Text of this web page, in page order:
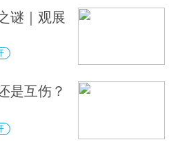
谜｜观展
是互伤？